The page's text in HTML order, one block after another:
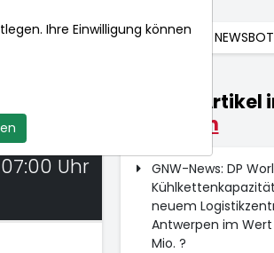
NEWSBOT
Uhr
Weitere Artikel
Kolumnen
GNW-News: DP
neuem
Antwerpen im
Mio. ?
Ihre Einwilligung können